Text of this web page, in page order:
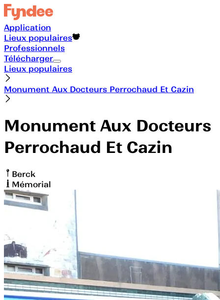
Application
Lieux populaires
Professionnels
Télécharger
Lieux populaires
Monument Aux Docteurs Perrochaud Et Cazin
Monument Aux Docteurs
Perrochaud Et Cazin
Berck
Mémorial